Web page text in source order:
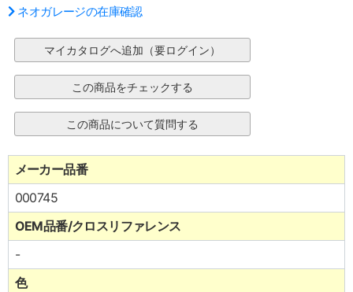
ネオガレージの在庫確認
メーカー品番
000745
OEM品番/クロスリファレンス
-
色